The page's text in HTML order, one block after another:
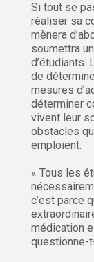
Si tout se
réaliser sa
mènera
soumettra
d’étudiants.
de
mesures
déterminer
vivent leur
obstacles
emploient.
« Tous les
c’est parce
médication
questionne-